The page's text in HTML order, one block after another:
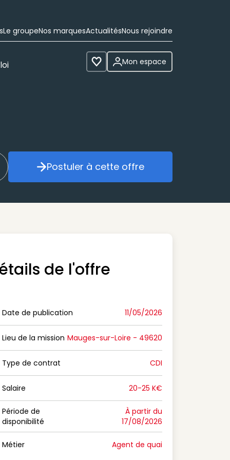
Le groupeNos marquesActualitésNous rejoindre
Voir les favoris
Mon espace
mon alerte Postuler à cette offre
Postuler à cette offre
de l'offre
Date de publication
Date de publication 11/05/2026
Lieu de la mission
Lieu de la mission Mauges-sur-Loire - 49620
Type de contrat
Type de contrat CDI
Salaire
Salaire 20-25 K€
Période de disponibilité
Période de
disponibilité
À partir du
17/08/2026
Métier Agent de quai